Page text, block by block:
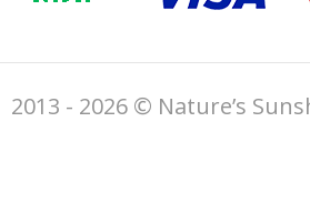
2013 - 2026 © Nature’s